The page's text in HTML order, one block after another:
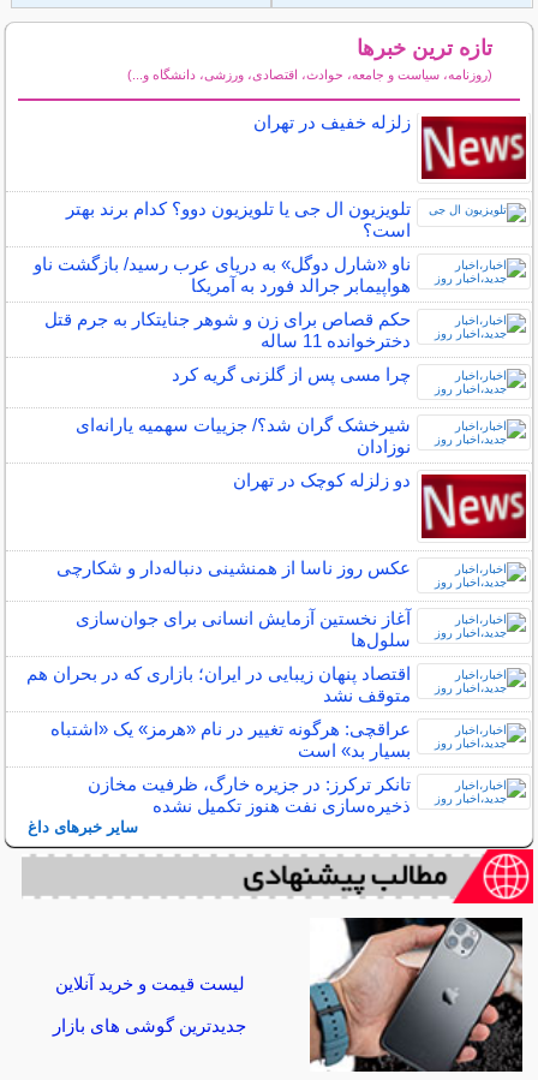
تازه ترین خبرها
(روزنامه، سیاست و جامعه، حوادث، اقتصادی، ورزشی، دانشگاه و...)
زلزله خفیف در تهران
تلویزیون ال‌ جی یا تلویزیون دوو؟ کدام برند بهتر
است؟
ناو «شارل دوگل» به دریای عرب رسید/ بازگشت ناو
هواپیمابر جرالد فورد به آمریکا
حکم قصاص برای زن و شوهر جنایتکار به جرم قتل
دخترخوانده 11 ساله
چرا مسی پس از گلزنی گریه کرد
شیرخشک گران شد؟/ جزییات سهمیه یارانه‌ای
نوزادان
دو زلزله کوچک در تهران
عکس روز ناسا از همنشینی دنباله‌دار و شکارچی
آغاز نخستین آزمایش انسانی برای جوان‌سازی
سلول‌ها
اقتصاد پنهان زیبایی در ایران؛ بازاری که در بحران هم
متوقف نشد
عراقچی: هرگونه تغییر در نام «هرمز» یک «اشتباه
بسیار بد» است
تانکر ترکرز: در جزیره خارگ، ظرفیت مخازن
ذخیره‌سازی نفت هنوز تکمیل نشده
سایر خبرهای داغ
لیست قیمت و خرید آنلاین
جدیدترین گوشی های بازار